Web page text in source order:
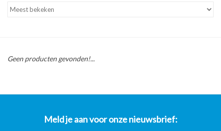
Onderdelen bakwanden
Over ons
Geen producten gevonden!...
Meld je aan voor onze nieuwsbrief: